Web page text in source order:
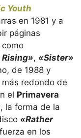
Youth
en 1981 y a
páginas
Rising», «Sister»
de 1988 y
redondo de
el Primavera
la forma de la
«Rather
en los